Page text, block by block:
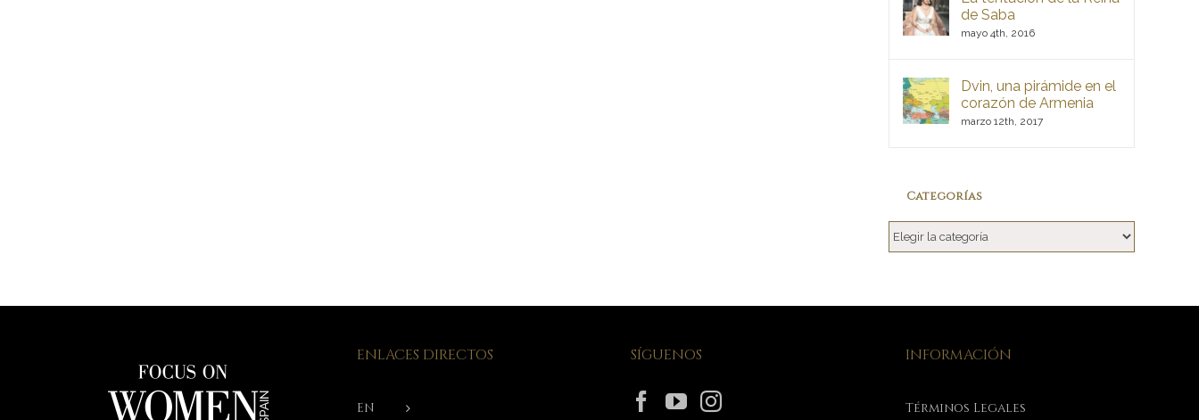
de Saba
mayo 4th, 2016
Dvin, una pirámide en el
corazón de Armenia
marzo 12th, 2017
Categorías
Categorías
ENLACES DIRECTOS
EN
SÍGUENOS INFORMACIÓN
Términos Legales